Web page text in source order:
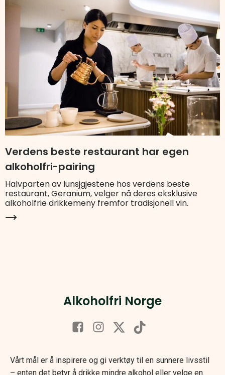
Verdens beste restaurant har egen
alkoholfri-pairing
Halvparten av lunsjgjestene hos verdens beste
restaurant, Geranium, velger nå deres eksklusive
alkoholfrie drikkemeny fremfor tradisjonell vin.
Alkoholfri Norge
Vårt mål er å inspirere og gi verktøy til en sunnere livsstil
– enten det betyr å drikke mindre alkohol eller velge en